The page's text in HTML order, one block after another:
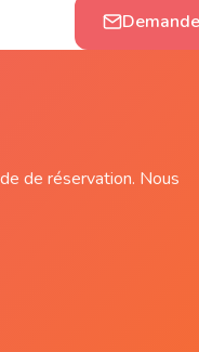
de réservation. Nous